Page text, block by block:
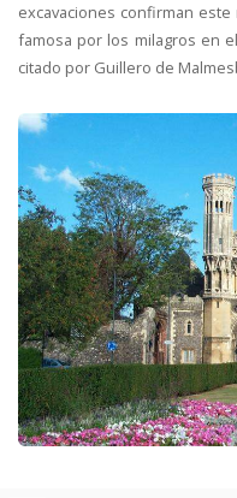
excavaciones confirman
famosa por los milagros en
citado por Guillero de